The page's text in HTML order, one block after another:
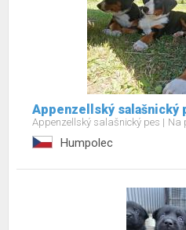
Appenzellský salašnický
Appenzellský salašnický pes Na
Humpolec